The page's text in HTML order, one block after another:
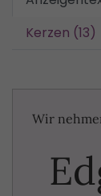
Kerzen (13)
Wir